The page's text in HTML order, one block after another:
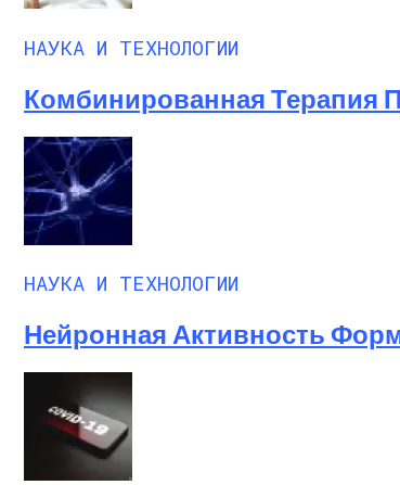
НАУКА И ТЕХНОЛОГИИ
Комбинированная Терапия
НАУКА И ТЕХНОЛОГИИ
Нейронная Активность